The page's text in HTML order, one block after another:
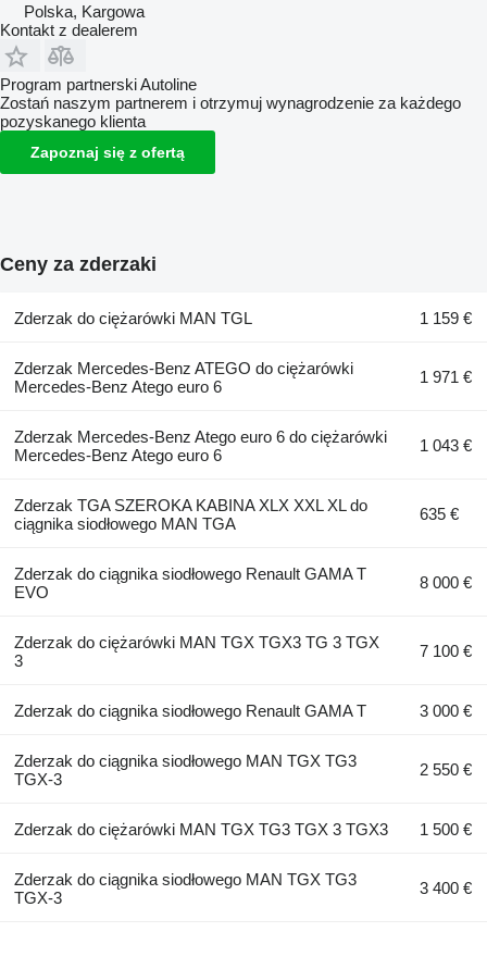
Polska, Kargowa
Kontakt z dealerem
Program partnerski Autoline
Zostań naszym partnerem i otrzymuj wynagrodzenie za każdego
pozyskanego klienta
Zapoznaj się z ofertą
Ceny za zderzaki
Zderzak do ciężarówki MAN TGL 1 159 €
Zderzak Mercedes-Benz ATEGO do ciężarówki
Mercedes-Benz Atego euro 6
1 971 €
Zderzak Mercedes-Benz Atego euro 6 do ciężarówki
Mercedes-Benz Atego euro 6
1 043 €
Zderzak TGA SZEROKA KABINA XLX XXL XL do
ciągnika siodłowego MAN TGA
635 €
Zderzak do ciągnika siodłowego Renault GAMA T
EVO
8 000 €
Zderzak do ciężarówki MAN TGX TGX3 TG 3 TGX
3
7 100 €
Zderzak do ciągnika siodłowego Renault GAMA T 3 000 €
Zderzak do ciągnika siodłowego MAN TGX TG3
TGX-3
2 550 €
Zderzak do ciężarówki MAN TGX TG3 TGX 3 TGX3 1 500 €
Zderzak do ciągnika siodłowego MAN TGX TG3
TGX-3
3 400 €